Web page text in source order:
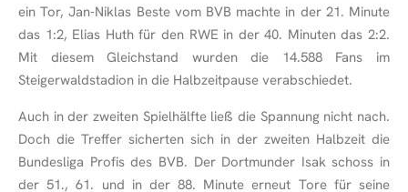
ein Tor, Jan-Niklas Beste vom BVB machte in der 21. Minute
das 1:2, Elias Huth für den RWE in der 40. Minuten das 2:2.
Mit diesem Gleichstand wurden die 14.588 Fans im
Steigerwaldstadion in die Halbzeitpause verabschiedet.
Auch in der zweiten Spielhälfte ließ die Spannung nicht nach.
Doch die Treffer sicherten sich in der zweiten Halbzeit die
Bundesliga Profis des BVB. Der Dortmunder Isak schoss in
der 51., 61. und in der 88. Minute erneut Tore für seine